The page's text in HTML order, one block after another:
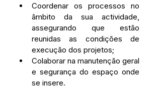
Coordenar os processos no
âmbito da sua actividade,
assegurando que estão
reunidas as condições de
execução dos projetos;
Colaborar na manutenção geral
e segurança do espaço onde
se insere.